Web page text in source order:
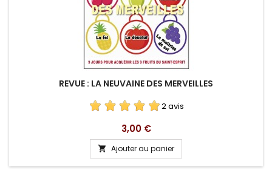
REVUE : LA NEUVAINE DES MERVEILLES
2 avis
Prix
3,00 €
 Ajouter au panier